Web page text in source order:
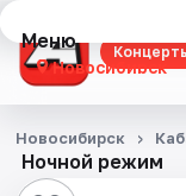
Меню
Новосибирск
Концерты
Театр
Ночной режим
Новосибирск